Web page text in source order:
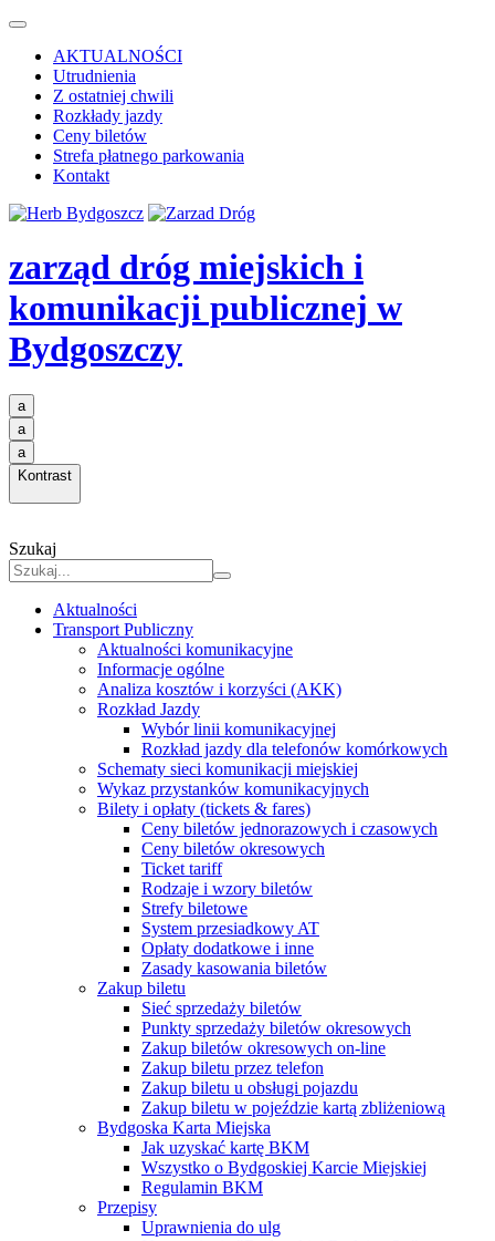
AKTUALNOŚCI
Utrudnienia
Z ostatniej chwili
Rozkłady jazdy
Ceny biletów
Strefa płatnego parkowania
Kontakt
zarząd dróg miejskich i
komunikacji publicznej w
Bydgoszczy
a
a
a
Kontrast
Szukaj
Aktualności
Transport Publiczny
Aktualności komunikacyjne
Informacje ogólne
Analiza kosztów i korzyści (AKK)
Rozkład Jazdy
Wybór linii komunikacyjnej
Rozkład jazdy dla telefonów komórkowych
Schematy sieci komunikacji miejskiej
Wykaz przystanków komunikacyjnych
Bilety i opłaty (tickets & fares)
Ceny biletów jednorazowych i czasowych
Ceny biletów okresowych
Ticket tariff
Rodzaje i wzory biletów
Strefy biletowe
System przesiadkowy AT
Opłaty dodatkowe i inne
Zasady kasowania biletów
Zakup biletu
Sieć sprzedaży biletów
Punkty sprzedaży biletów okresowych
Zakup biletów okresowych on-line
Zakup biletu przez telefon
Zakup biletu u obsługi pojazdu
Zakup biletu w pojeździe kartą zbliżeniową
Bydgoska Karta Miejska
Jak uzyskać kartę BKM
Wszystko o Bydgoskiej Karcie Miejskiej
Regulamin BKM
Przepisy
Uprawnienia do ulg